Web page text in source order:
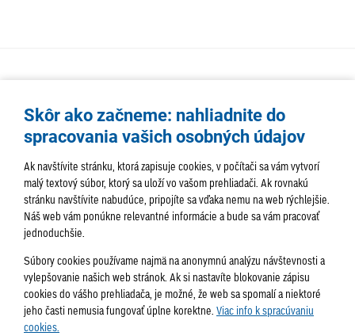
AKTUALITY TÉMA SAMOSPRÁVA
SERVIS
HISTÓRIA PODUJATIA
Skôr ako začneme: nahliadnite do
spracovania vašich osobných údajov
Ak navštívite stránku, ktorá zapisuje cookies, v počítači sa vám vytvorí
malý textový súbor, ktorý sa uloží vo vašom prehliadači. Ak rovnakú
stránku navštívite nabudúce, pripojíte sa vďaka nemu na web rýchlejšie.
Náš web vám ponúkne relevantné informácie a bude sa vám pracovať
jednoduchšie.
Súbory cookies používame najmä na anonymnú analýzu návštevnosti a
vylepšovanie našich web stránok. Ak si nastavíte blokovanie zápisu
cookies do vášho prehliadača, je možné, že web sa spomalí a niektoré
jeho časti nemusia fungovať úplne korektne. Viac info k spracúvaniu
cookies.